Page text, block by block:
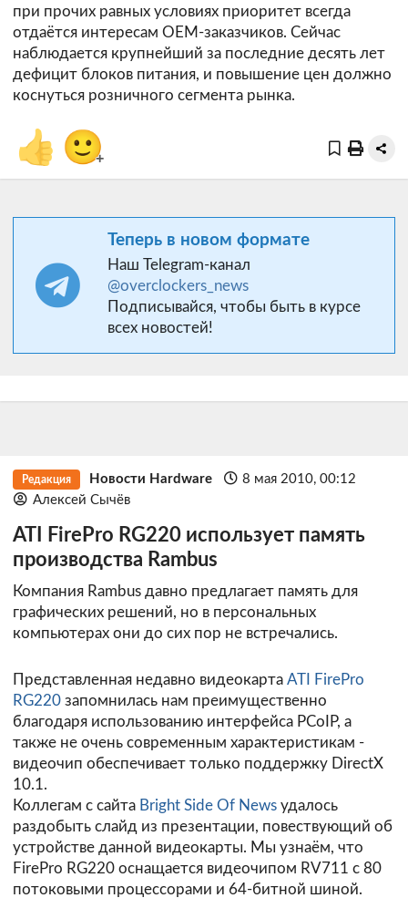
при прочих равных условиях приоритет всегда
отдаётся интересам OEM-заказчиков. Сейчас
наблюдается крупнейший за последние десять лет
дефицит блоков питания, и повышение цен должно
коснуться розничного сегмента рынка.
👍 🙂+
Теперь в новом формате
Наш Telegram-канал
@overclockers_news
Подписывайся, чтобы быть в курсе
всех новостей!
Редакция Новости Hardware
8 мая 2010, 00:12
Алексей Сычёв
ATI FirePro RG220 использует память
производства Rambus
Компания Rambus давно предлагает память для
графических решений, но в персональных
компьютерах они до сих пор не встречались.
Представленная недавно видеокарта ATI FirePro
RG220 запомнилась нам преимущественно
благодаря использованию интерфейса PCoIP, а
также не очень современным характеристикам -
видеочип обеспечивает только поддержку DirectX
10.1.
Коллегам с сайта Bright Side Of News удалось
раздобыть слайд из презентации, повествующий об
устройстве данной видеокарты. Мы узнаём, что
FirePro RG220 оснащается видеочипом RV711 с 80
потоковыми процессорами и 64-битной шиной.